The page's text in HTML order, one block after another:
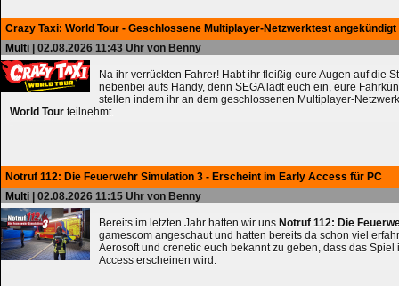
Crazy Taxi: World Tour - Geschlossene Multiplayer-Netzwerktest angekündigt
Multi | 02.08.2026 11:43 Uhr von Benny
Na ihr verrückten Fahrer! Habt ihr fleißig eure Augen auf die
nebenbei aufs Handy, denn SEGA lädt euch ein, eure
stellen indem ihr an dem geschlossenen Multiplayer-
World Tour teilnehmt.
Notruf 112: Die Feuerwehr Simulation 3 - Erscheint im Early Access für PC
Multi | 02.08.2026 11:15 Uhr von Benny
Bereits im letzten Jahr hatten wir uns Notruf 112: Die
gamescom angeschaut und hatten bereits da schon viel
Aerosoft und crenetic euch bekannt zu geben, dass das Spiel
Access erscheinen wird.